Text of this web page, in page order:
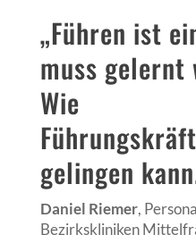
„Führen ist
muss gelernt
Wie
gelingen
Daniel Riemer,
Bezirkskliniken